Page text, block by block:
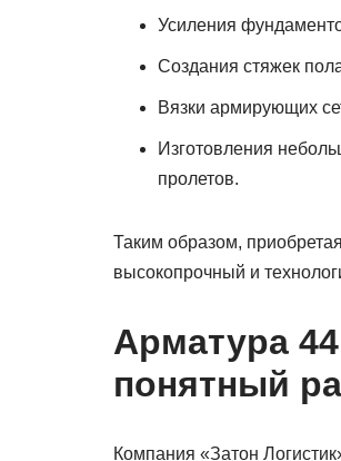
Усиления
Создания стяжек
Вязки армирующих
Изготовления
пролетов.
Таким образом,
высокопрочный и
Арматура
понятный
Компания «Затон